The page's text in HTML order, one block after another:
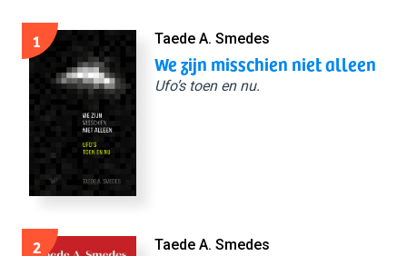
1 Taede A. Smedes
We zijn misschien niet alleen
Ufo’s toen en nu.
2 Taede A. Smedes